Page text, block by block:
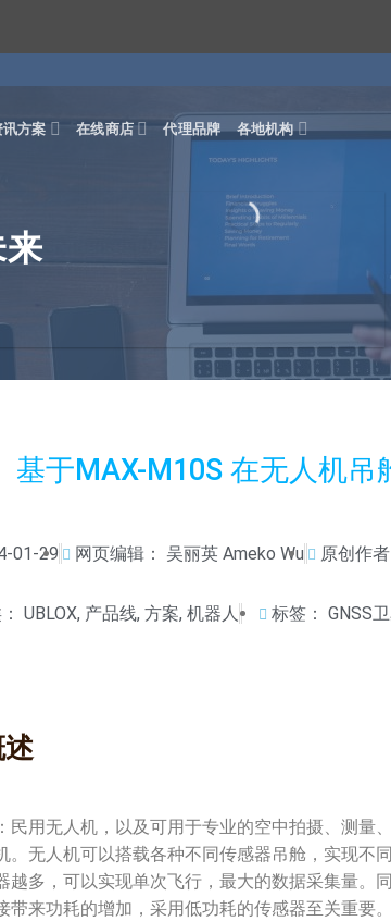
讯方案 在线商店 代理品牌 各地机构
基于MAX-M10S 在无人机吊
01-29 网页编辑： 吴丽英 Ameko Wu 原创作
UBLOX, 产品线, 方案, 机器人 标签： GNSS
民用无人机，以及可用于专业的空中拍摄、测量
。无人机可以搭载各种不同传感器吊舱，实现不
越多，可以实现单次飞行，最大的数据采集量。
带来功耗的增加，采用低功耗的传感器至关重要。